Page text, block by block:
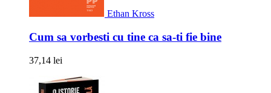
Ethan Kross
Cum sa vorbesti cu tine ca sa-ti fie bine
37,14 lei